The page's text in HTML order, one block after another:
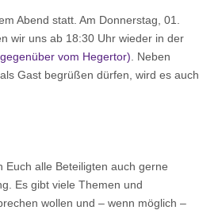
Abend statt. Am Donnerstag, 01.
wir uns ab 18:30 Uhr wieder in der
vom Hegertor) . Neben
Gast begrüßen dürfen, wird es auch
Euch alle Beteiligten auch gerne
Es gibt viele Themen und
wollen und – wenn möglich –